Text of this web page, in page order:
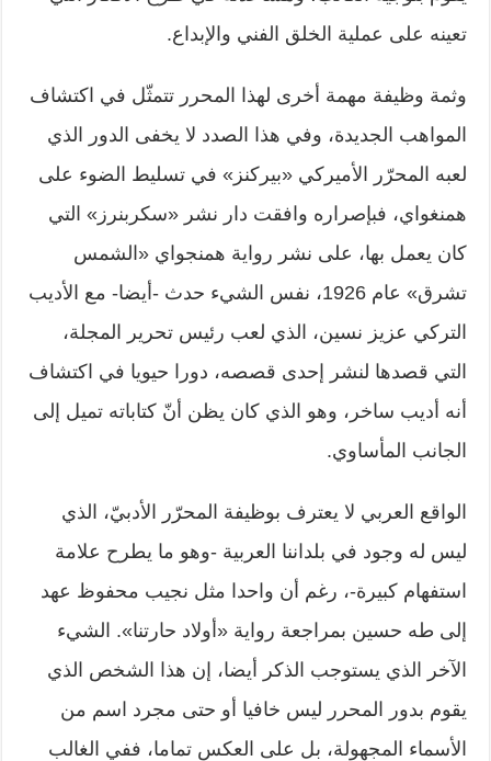
تعينه على عملية الخلق الفني والإبداع.
وثمة وظيفة مهمة أخرى لهذا المحرر تتمثّل في اكتشاف
المواهب الجديدة، وفي هذا الصدد لا يخفى الدور الذي
لعبه المحرّر الأميركي «بيركنز» في تسليط الضوء على
همنغواي، فبإصراره وافقت دار نشر «سكربنرز» التي
كان يعمل بها، على نشر رواية همنجواي «الشمس
تشرق» عام 1926، نفس الشيء حدث -أيضا- مع الأديب
التركي عزيز نسين، الذي لعب رئيس تحرير المجلة،
التي قصدها لنشر إحدى قصصه، دورا حيويا في اكتشاف
أنه أديب ساخر، وهو الذي كان يظن أنّ كتاباته تميل إلى
الجانب المأساوي.
الواقع العربي لا يعترف بوظيفة المحرّر الأدبيّ، الذي
ليس له وجود في بلداننا العربية -وهو ما يطرح علامة
استفهام كبيرة-، رغم أن واحدا مثل نجيب محفوظ عهد
إلى طه حسين بمراجعة رواية «أولاد حارتنا». الشيء
الآخر الذي يستوجب الذكر أيضا، إن هذا الشخص الذي
يقوم بدور المحرر ليس خافيا أو حتى مجرد اسم من
الأسماء المجهولة، بل على العكس تماما، ففي الغالب